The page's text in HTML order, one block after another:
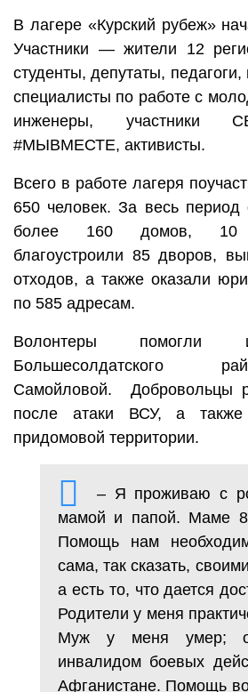
В лагере «Курский рубеж»
Участники — жители 12
студенты, депутаты,
специалисты по работе с
инженеры, участники
#МЫВМЕСТЕ, активисты.
Всего в работе лагеря
650 человек. За весь период
более 160 домов, 10
благоустроили 85 дворов,
отходов, а также оказали
по 585 адресам.
Волонтеры помогли
Большесолдатского
Самойловой. Добровольцы
после атаки ВСУ, а также
придомовой территории.
– Я проживаю с
мамой и папой. Маме
Помощь нам
сама, так сказать,
а есть то, что дается
Родители у меня
Муж у меня умер;
инвалидом боевых
Афганистане. Помощь